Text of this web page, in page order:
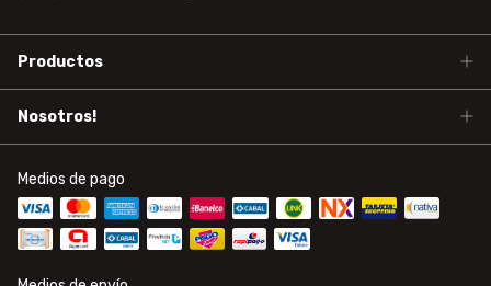
Productos
Nosotros!
Medios de pago